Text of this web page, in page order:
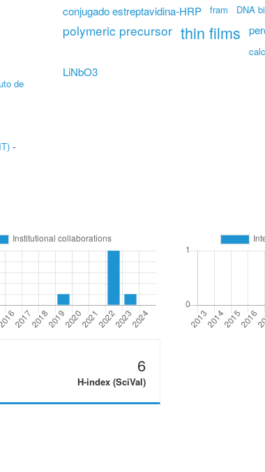
de
-
conjugado estreptavidina-HRP
fram DNA
polymeric precursor thin films
LiNbO3
6
H-index (SciVal)